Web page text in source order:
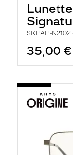
SKPAP-N2102
35,00 €